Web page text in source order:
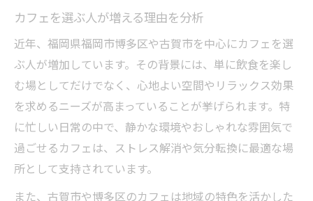
カフェを選ぶ人が増える理由を分析
近年、福岡県福岡市博多区や古賀市を中心にカフェを選
ぶ人が増加しています。その背景には、単に飲食を楽し
む場としてだけでなく、心地よい空間やリラックス効果
を求めるニーズが高まっていることが挙げられます。特
に忙しい日常の中で、静かな環境やおしゃれな雰囲気で
過ごせるカフェは、ストレス解消や気分転換に最適な場
所として支持されています。
また、古賀市や博多区のカフェは地域の特色を活かした